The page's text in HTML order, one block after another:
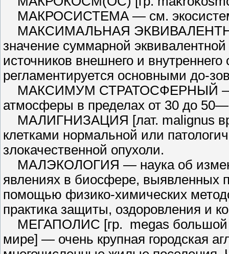
МАКРОСИСТЕМА — см.
МАКСИМАЛЬНАЯ
значение суммарной
источников внешнего и
регламентируется основными до-
МАКСИМУМ СТРАТОСФЕР­НЫЙ —
атмосферы в пределах от 30 до
МАЛИГНИЗАЦИЯ [лат. malignus
клетками нормальной или
злокачественной опухоли.
МАЛЭКОЛОГИЯ — наука об
явлениях в биосфере, выявлен­ных
помощью физико-химических
практика защиты, оздоровления и
МЕГАПОЛИС [гр. megas боль­шой +
мире] — очень крупная городская